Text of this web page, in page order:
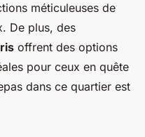
méticuleuses de
De plus, des
offrent des options
pour ceux en quête
dans ce quartier est